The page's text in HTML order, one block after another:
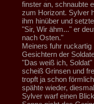
finster an, schnaubte
zum Horizont. Sylver
ihm hinüber und
"Sir, Wir ähm..." er
nach Osten."
Meiners fuhr
Gesichtern der
"Das weiß ich,
scheiß Grinsen und
tropft ja schon
spähte wieder,
Sylver warf einen